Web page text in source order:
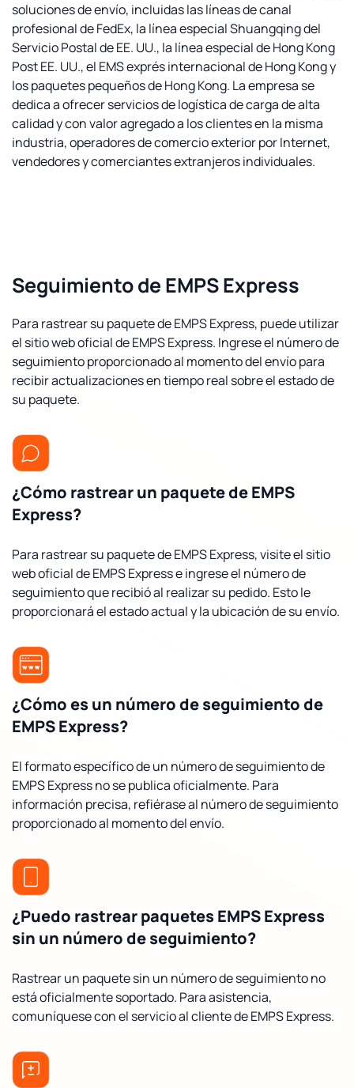
soluciones de envío, incluidas las líneas de canal
profesional de FedEx, la línea especial Shuangqing del
Servicio Postal de EE. UU., la línea especial de Hong Kong
Post EE. UU., el EMS exprés internacional de Hong Kong y
los paquetes pequeños de Hong Kong. La empresa se
dedica a ofrecer servicios de logística de carga de alta
calidad y con valor agregado a los clientes en la misma
industria, operadores de comercio exterior por Internet,
vendedores y comerciantes extranjeros individuales.
Seguimiento de EMPS Express
Para rastrear su paquete de EMPS Express, puede utilizar
el sitio web oficial de EMPS Express. Ingrese el número de
seguimiento proporcionado al momento del envío para
recibir actualizaciones en tiempo real sobre el estado de
su paquete.
¿Cómo rastrear un paquete de EMPS
Express?
Para rastrear su paquete de EMPS Express, visite el sitio
web oficial de EMPS Express e ingrese el número de
seguimiento que recibió al realizar su pedido. Esto le
proporcionará el estado actual y la ubicación de su envío.
¿Cómo es un número de seguimiento de
EMPS Express?
El formato específico de un número de seguimiento de
EMPS Express no se publica oficialmente. Para
información precisa, refiérase al número de seguimiento
proporcionado al momento del envío.
¿Puedo rastrear paquetes EMPS Express
sin un número de seguimiento?
Rastrear un paquete sin un número de seguimiento no
está oficialmente soportado. Para asistencia,
comuníquese con el servicio al cliente de EMPS Express.